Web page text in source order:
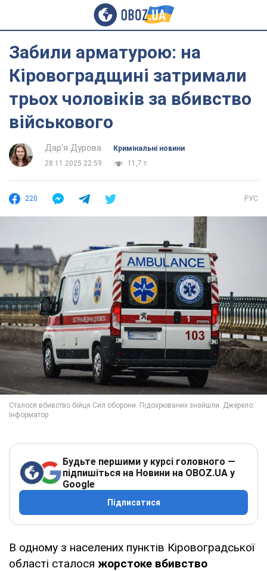
Забили арматурою: на
Кіровоградщині затримали
трьох чоловіків за вбивство
військового
Дар'я Дурова
Кримінальні новини
28.11.2025 22:59
11,7 т.
220 РУС
Будьте першими у курсі головного —
підпишіться на Новини на OBOZ.UA у
Google
Підписатися
В одному з населених пунктів Кіровоградської
області сталося жорстоке вбивство